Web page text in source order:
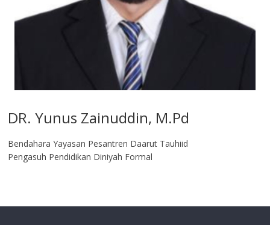
DR. Yunus Zainuddin, M.Pd
Bendahara Yayasan Pesantren Daarut Tauhiid
Pengasuh Pendidikan Diniyah Formal